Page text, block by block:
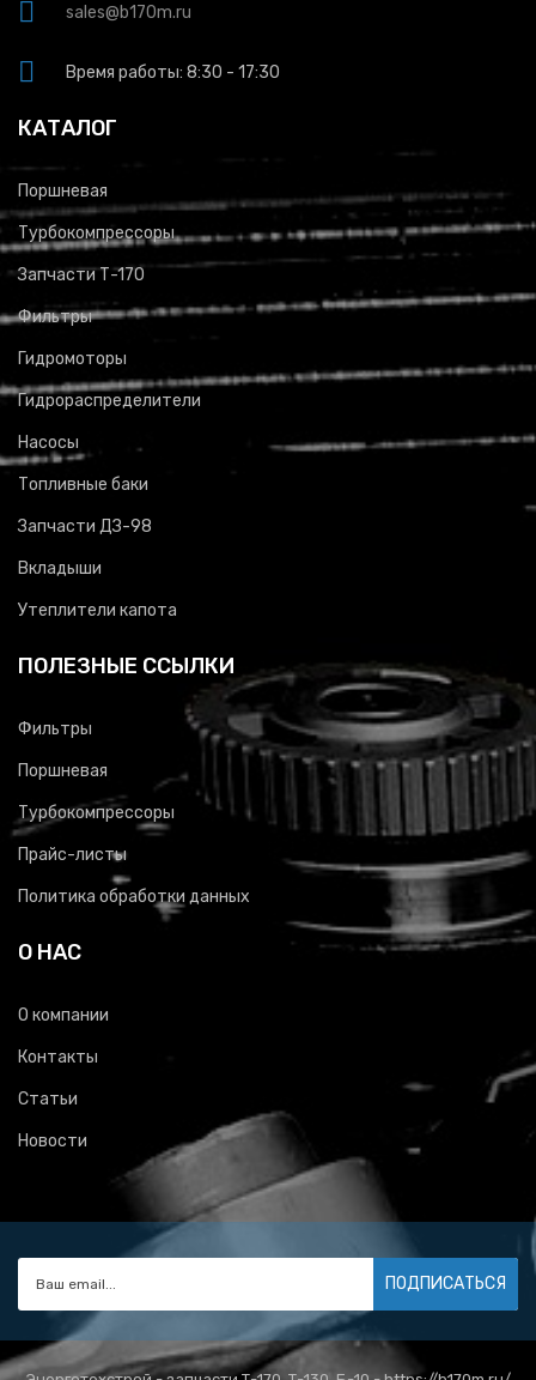
sales@b170m.ru
Время работы: 8:30 - 17:30
КАТАЛОГ
Поршневая
Турбокомпрессоры
Запчасти Т-170
Фильтры
Гидромоторы
Гидрораспределители
Насосы
Топливные баки
Запчасти ДЗ-98
Вкладыши
Утеплители капота
ПОЛЕЗНЫЕ ССЫЛКИ
Фильтры
Поршневая
Турбокомпрессоры
Прайс-листы
Политика обработки данных
О НАС
О компании
Контакты
Статьи
Новости
ПОДПИСАТЬСЯ